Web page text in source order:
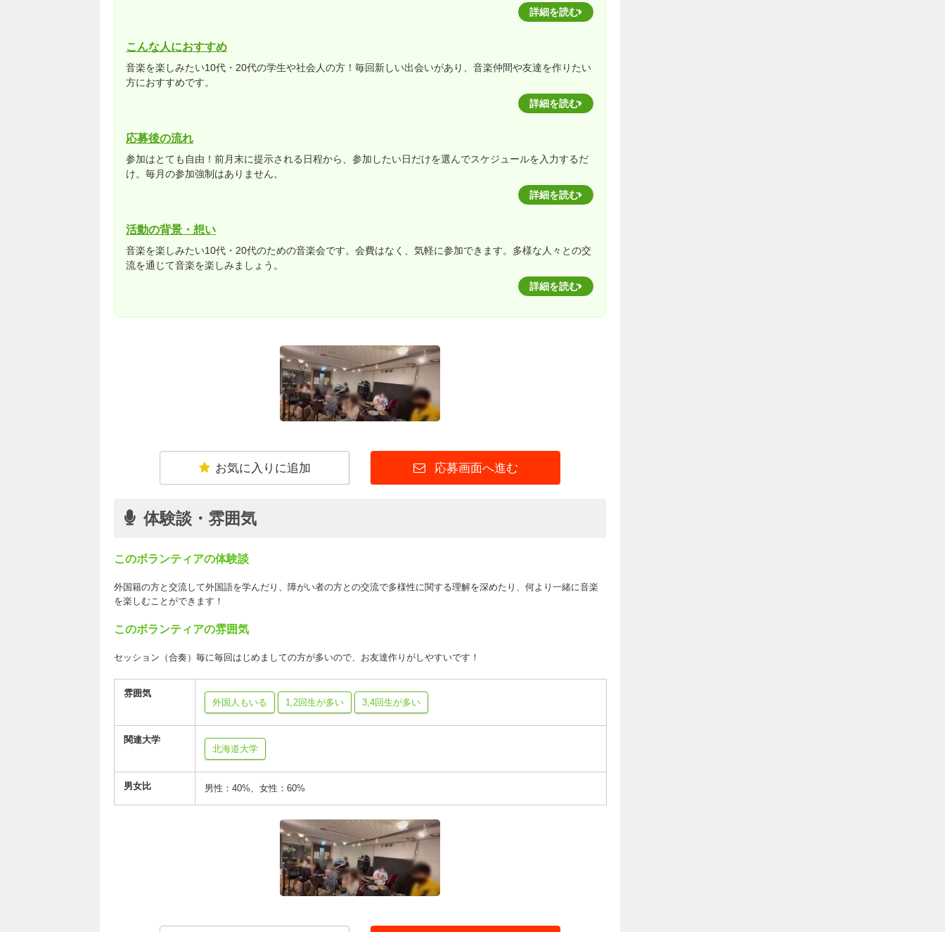
詳細を読む
こんな人におすすめ
音楽を楽しみたい10代・20代の学生や社会人の方！毎回新しい出会いがあり、音楽仲間や友達を作りたい
方におすすめです。
詳細を読む
応募後の流れ
参加はとても自由！前月末に提示される日程から、参加したい日だけを選んでスケジュールを入力するだ
け。毎月の参加強制はありません。
詳細を読む
活動の背景・想い
音楽を楽しみたい10代・20代のための音楽会です。会費はなく、気軽に参加できます。多様な人々との交
流を通じて音楽を楽しみましょう。
詳細を読む
応募画面へ進む
お気に入りに追加
体験談・雰囲気
このボランティアの体験談
外国籍の方と交流して外国語を学んだり、障がい者の方との交流で多様性に関する理解を深めたり、何より一緒に音楽
を楽しむことができます！
このボランティアの雰囲気
セッション（合奏）毎に毎回はじめましての方が多いので、お友達作りがしやすいです！
雰囲気
外国人もいる
1,2回生が多い 3,4回生が多い
関連大学
北海道大学
男女比 男性：40%、女性：60%